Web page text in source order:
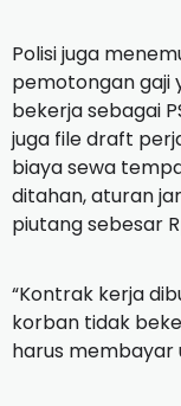
Polisi juga
pemotongan gaji
bekerja sebagai
juga file draft
biaya sewa
ditahan, aturan
piutang sebesar
“Kontrak kerja
korban tidak
harus membayar